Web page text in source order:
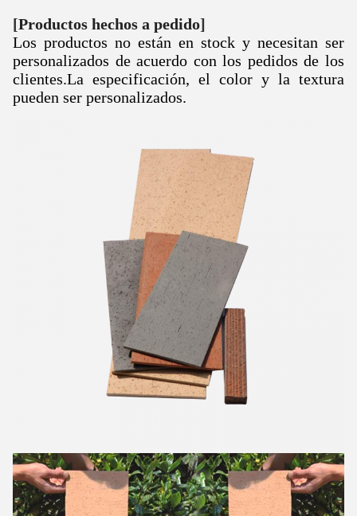
[Productos hechos a pedido]
Los productos no están en stock y necesitan ser
personalizados de acuerdo con los pedidos de los
clientes.La especificación, el color y la textura
pueden ser personalizados.